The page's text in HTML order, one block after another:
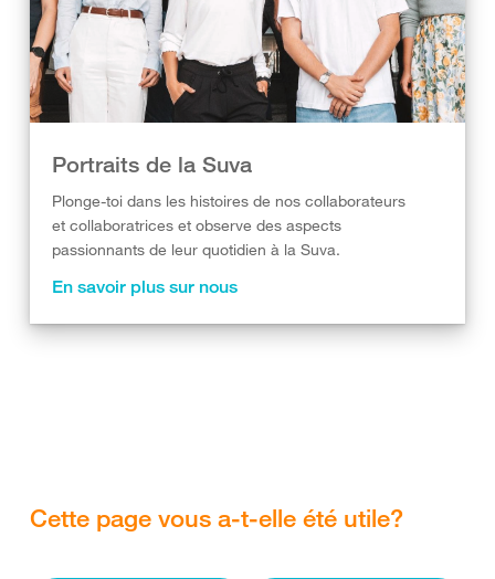
Portraits de la Suva
Plonge-toi dans les histoires de nos collaborateurs
et collaboratrices et observe des aspects
passionnants de leur quotidien à la Suva.
En savoir plus sur nous
Cette page vous a-t-elle été utile?